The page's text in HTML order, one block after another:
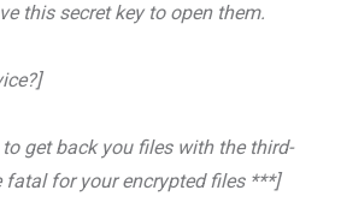
this secret key to open them.
get back you files with the third-
fatal for your encrypted files ***]